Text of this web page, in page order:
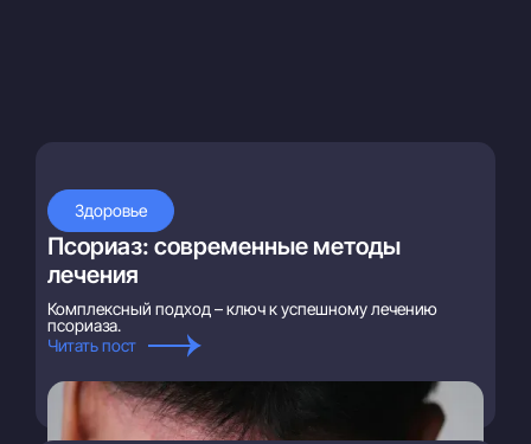
Здоровье
Псориаз: современные методы
лечения
Комплексный подход – ключ к успешному лечению
псориаза.
Читать пост